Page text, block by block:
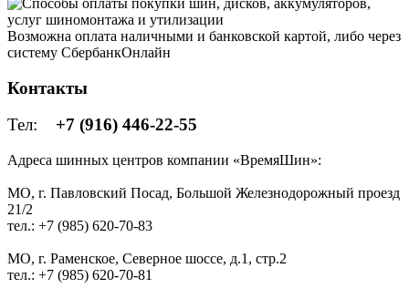
Возможна оплата наличными и банковской картой, либо через
систему СбербанкОнлайн
Контакты
Тел: +7 (916) 446-22-55
Адреса шинных центров компании «ВремяШин»:
МО, г. Павловский Посад, Большой Железнодорожный проезд
21/2
тел.: +7 (985) 620-70-83
МО, г. Раменское, Северное шоссе, д.1, стр.2
тел.: +7 (985) 620-70-81